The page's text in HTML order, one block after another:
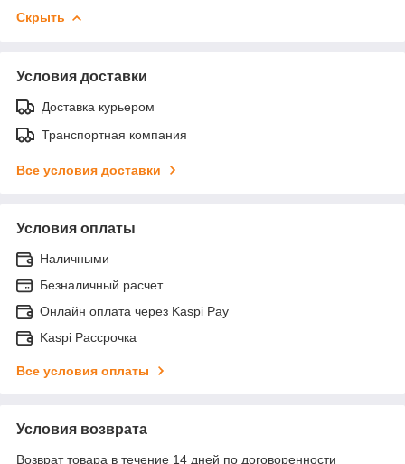
Скрыть
Условия доставки
Доставка курьером
Транспортная компания
Все условия доставки
Условия оплаты
Наличными
Безналичный расчет
Онлайн оплата через Kaspi Pay
Kaspi Рассрочка
Все условия оплаты
Условия возврата
Возврат товара в течение 14 дней по договоренности